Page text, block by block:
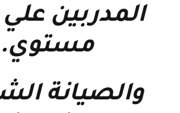
المدربين
مستوي.
والصيانة